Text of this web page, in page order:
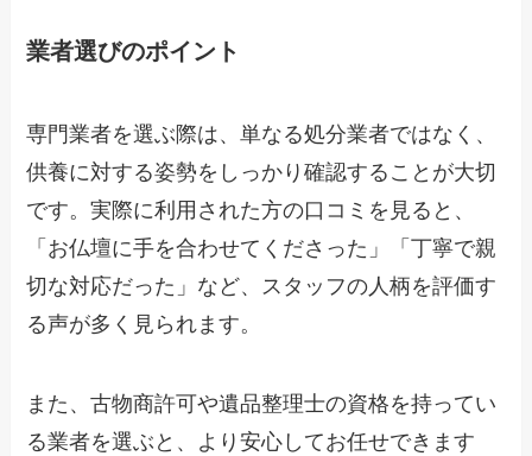
業者選びのポイント
専門業者を選ぶ際は、単なる処分業者ではなく、
供養に対する姿勢をしっかり確認することが大切
です。実際に利用された方の口コミを見ると、
「お仏壇に手を合わせてくださった」「丁寧で親
切な対応だった」など、スタッフの人柄を評価す
る声が多く見られます。
また、古物商許可や遺品整理士の資格を持ってい
る業者を選ぶと、より安心してお任せできます